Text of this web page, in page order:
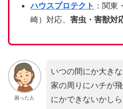
ハウスプロテクト ：関東
崎）対応、 害虫・害獣対
困った人
いつの間にか大き
家の周りにハチが
にかできないかしら